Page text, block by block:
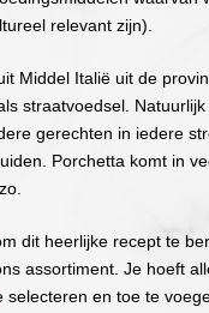
relevant zijn).
Middel Italië uit de
straatvoedsel.
gerechten in iedere
Porchetta komt in
dit heerlijke recept te
assortiment. Je hoeft
selecteren en toe te